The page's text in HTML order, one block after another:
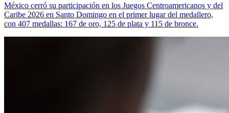
México cerró su participación en los Juegos Centroamericanos y del
Caribe 2026 en Santo Domingo en el primer lugar del medallero,
con 407 medallas: 167 de oro, 125 de plata y 115 de bronce.